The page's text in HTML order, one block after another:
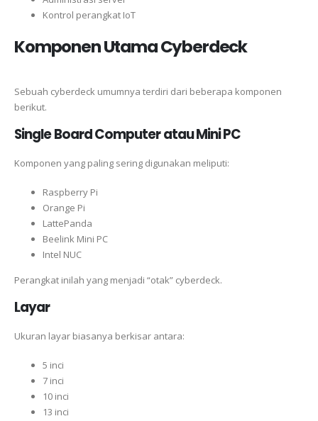
Kontrol perangkat IoT
Komponen Utama Cyberdeck
Sebuah cyberdeck umumnya terdiri dari beberapa komponen
berikut.
Single Board Computer atau Mini PC
Komponen yang paling sering digunakan meliputi:
Raspberry Pi
Orange Pi
LattePanda
Beelink Mini PC
Intel NUC
Perangkat inilah yang menjadi “otak” cyberdeck.
Layar
Ukuran layar biasanya berkisar antara:
5 inci
7 inci
10 inci
13 inci